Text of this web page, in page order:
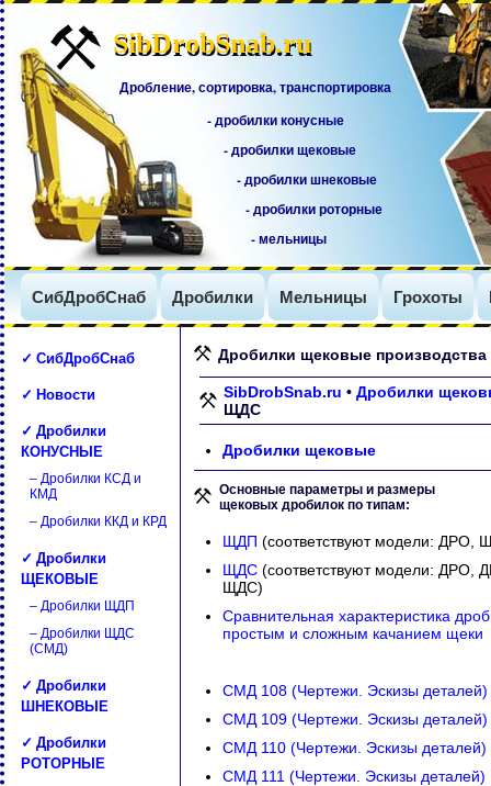
SibDrobSnab.ru
SibDrobSnab.ru
Дробление, сортировка, транспортировка
- дробилки конусные
- дробилки щековые
- дробилки шнековые
- дробилки роторные
- мельницы
СибДробСнаб Дробилки Мельницы Грохоты
✓ СибДробСнаб
✓ Новости
✓ Дробилки
КОНУСНЫЕ
– Дробилки КСД и
КМД
– Дробилки ККД и КРД
✓ Дробилки
ЩЕКОВЫЕ
– Дробилки ЩДП
– Дробилки ЩДС
(СМД)
✓ Дробилки
ШНЕКОВЫЕ
✓ Дробилки
РОТОРНЫЕ
Дробилки щековые
SibDrobSnab.ru • Дробилки
ЩДС
Дробилки щековые
Основные параметры и размеры
щековых дробилок по типам:
ЩДП (соответствуют модели: ДРО,
ЩДС (соответствуют модели: ДРО,
ЩДС)
Сравнительная характеристика
простым и сложным качанием щеки
СМД 108 (Чертежи. Эскизы деталей)
СМД 109 (Чертежи. Эскизы деталей)
СМД 110 (Чертежи. Эскизы деталей)
СМД 111 (Чертежи. Эскизы деталей)